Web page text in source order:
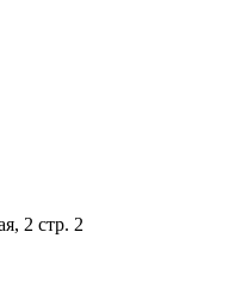
2 стр. 2